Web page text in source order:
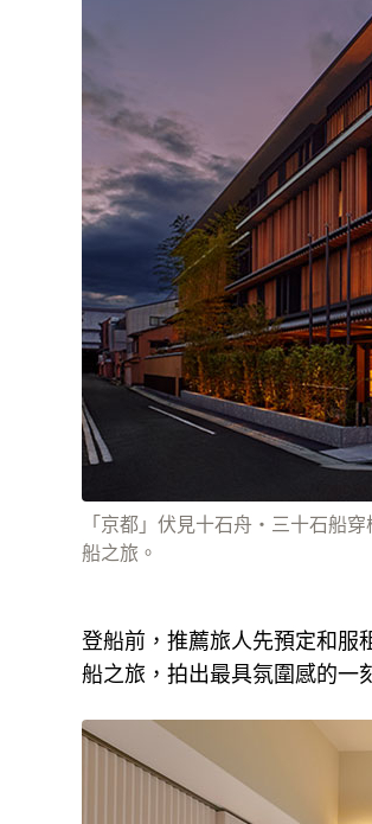
「京都」伏見十石舟・三十石船
船之旅。
登船前，推薦旅人先預定和服
船之旅，拍出最具氛圍感的一